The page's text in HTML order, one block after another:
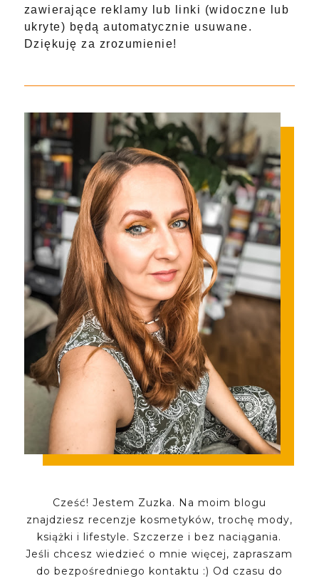
zawierające reklamy lub linki (widoczne lub
ukryte) będą automatycznie usuwane.
Dziękuję za zrozumienie!
Cześć! Jestem Zuzka. Na moim blogu
znajdziesz recenzje kosmetyków, trochę mody,
książki i lifestyle. Szczerze i bez naciągania.
Jeśli chcesz wiedzieć o mnie więcej, zapraszam
do bezpośredniego kontaktu :) Od czasu do